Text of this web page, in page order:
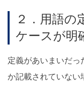
２．用語の
ケースが明
定義があいまいだっ
か記載されていない